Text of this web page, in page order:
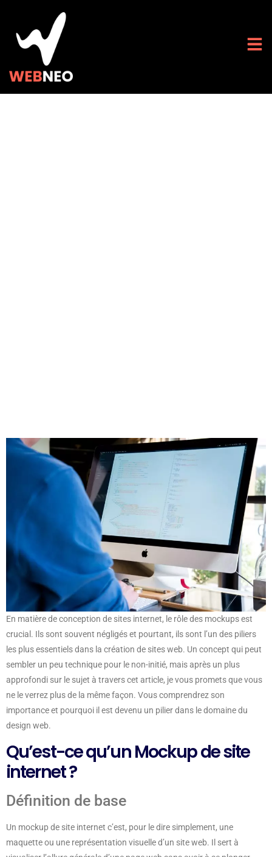
En matière de conception de sites internet, le rôle des mockups est
crucial. Ils sont souvent négligés et pourtant, ils sont l’un des piliers
les plus essentiels dans la création de sites web. Un concept qui peut
sembler un peu technique pour le non-initié, mais après un plus
approfondi sur le sujet à travers cet article, je vous promets que vous
ne le verrez plus de la même façon. Vous comprendrez son
importance et pourquoi il est devenu un pilier dans le domaine du
design web.
Qu’est-ce qu’un Mockup de site
internet ?
Définition de base
Un mockup de site internet c’est, pour le dire simplement, une
maquette ou une représentation visuelle d’un site web. Il sert à